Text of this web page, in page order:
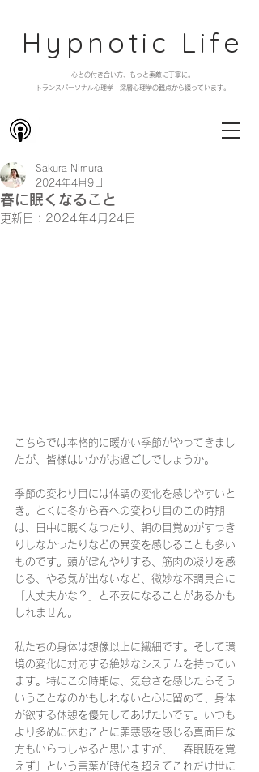
Hypnotic Life
心との付き合い方、もっと素敵に丁寧に。
​トランスパーソナル心理学・深層心理学の観点から綴っています。
春に眠くなること
Sakura Nimura
2024年4月9日
更新日： 2024年4月24日
こちらでは本格的に暖かい季節がやってきまし
たが、皆様はいかがお過ごしでしょうか。
季節の変わり目には体調の変化を感じやすいと
き。とくに冬から春への変わり目のこの時期
は、日中に眠くなったり、朝の目覚めがすっき
りしなかったりなどの異変を感じることも多い
ものです。頭がぼんやりする、筋肉の凝りを感
じる、やる気が出ないなど、微妙な不調具合に
「大丈夫かな？」と不安になることがあるかも
しれません。
私たちの身体は想像以上に繊細です。そして環
境の変化に対応する絶妙なシステムを持ってい
ます。特にこの時期は、気怠さを感じたらそう
いうことなのかもしれないと心に留めて、身体
が欲する休憩を優先してあげたいです。いつも
より多めに休むことに罪悪感を感じる真面目な
方もいらっしゃると思いますが、「春眠暁を覚
えず」という言葉が時代を超えてこれだけ世に